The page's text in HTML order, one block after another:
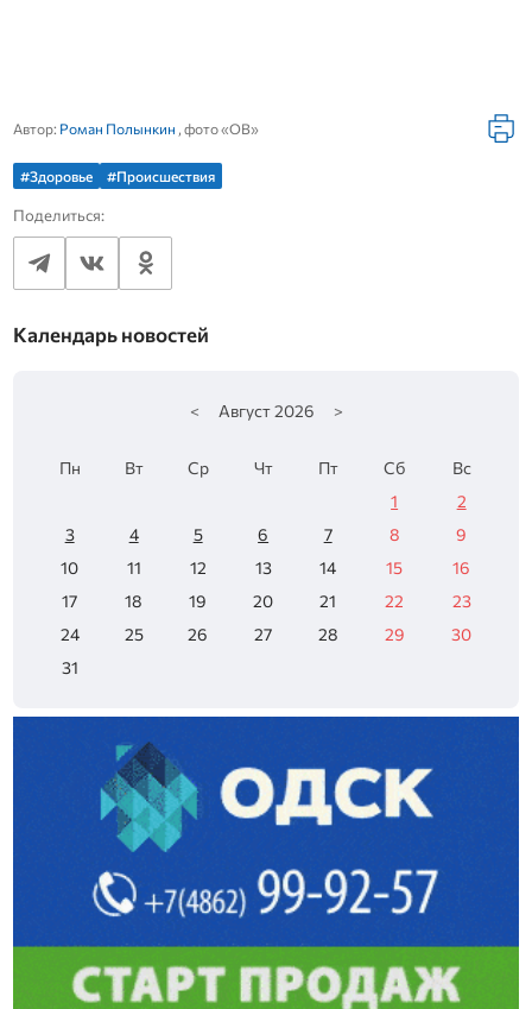
Автор: Роман Полынкин , фото «ОВ»
#Здоровье #Происшествия
Поделиться:
Календарь новостей
< Август 2026 >
Пн Вт Ср Чт Пт Сб
Вс
1
2
3
4 5 6 7 8
9
10
11 12 13 14 15
16
17
18 19 20 21 22
23
24
25 26 27 28 29
30
31